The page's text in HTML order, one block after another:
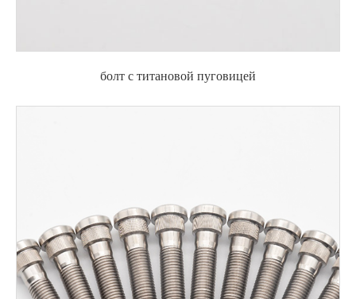
болт с титановой пуговицей